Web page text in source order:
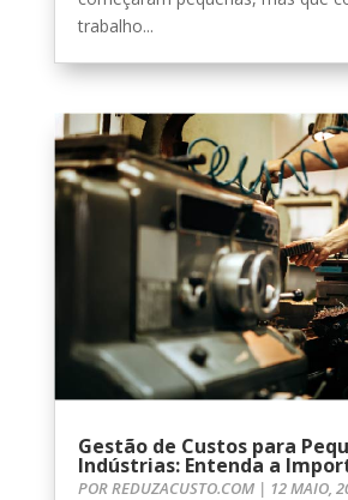
trabalho...
Gestão de Custos para
Indústrias: Entenda a
PORREDUZACUSTO.COM| 12 MAIO,